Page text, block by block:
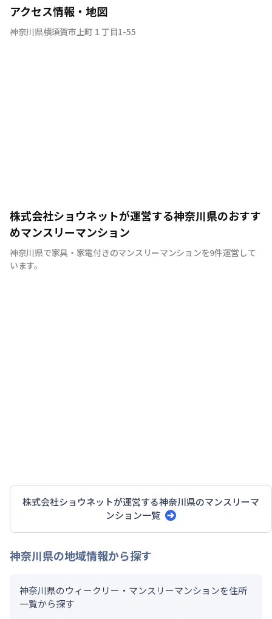
アクセス情報・地図
神奈川県横須賀市上町１丁目1-55
株式会社ショウネットが運営する神奈川県のおすす
めマンスリーマンション
神奈川県で家具・家電付きのマンスリーマンションを9件運営して
います。
株式会社ショウネットが運営する神奈川県のマンスリーマ
ンション一覧
神奈川県の地域情報から探す
神奈川県のウィークリー・マンスリーマンションを住所
一覧から探す